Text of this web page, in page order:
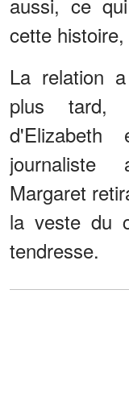
cette
La relation
plus tard,
journaliste
Margaret
la veste du
tendresse.